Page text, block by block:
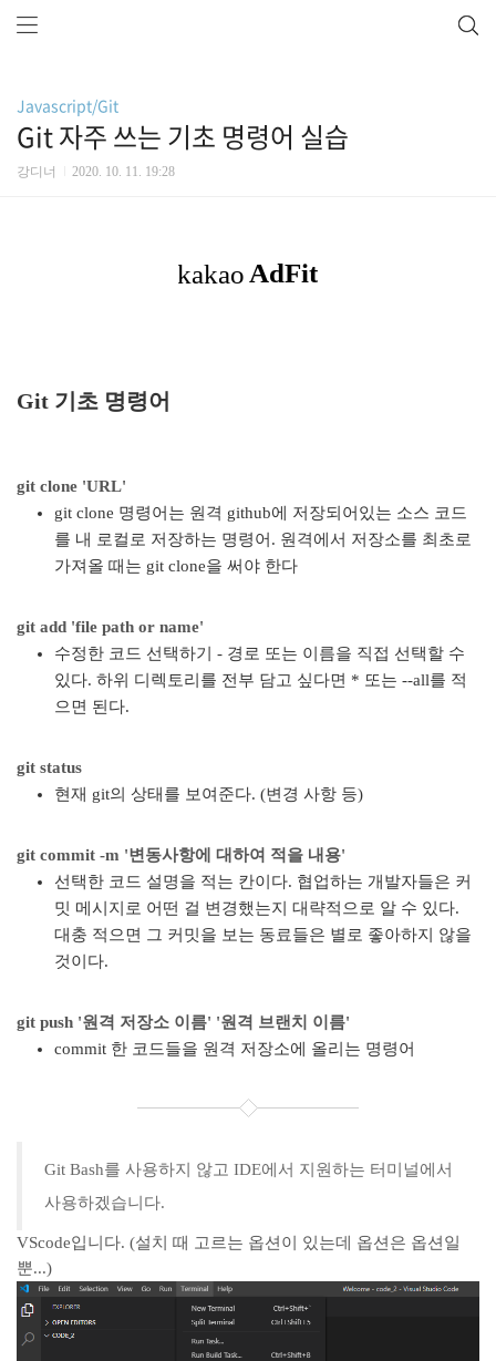
Javascript/Git
Git 자주 쓰는 기초 명령어 실습
강디너 2020. 10. 11. 19:28
Git 기초 명령어
git clone 'URL'
git clone 명령어는 원격 github에 저장되어있는 소스 코드
를 내 로컬로 저장하는 명령어. 원격에서 저장소를 최초로
가져올 때는 git clone을 써야 한다
git add 'file path or name'
수정한 코드 선택하기 - 경로 또는 이름을 직접 선택할 수
있다. 하위 디렉토리를 전부 담고 싶다면 * 또는 --all를 적
으면 된다.
git status
현재 git의 상태를 보여준다. (변경 사항 등)
git commit -m '변동사항에 대하여 적을 내용'
선택한 코드 설명을 적는 칸이다. 협업하는 개발자들은 커
밋 메시지로 어떤 걸 변경했는지 대략적으로 알 수 있다.
대충 적으면 그 커밋을 보는 동료들은 별로 좋아하지 않을
것이다.
git push '원격 저장소 이름' '원격 브랜치 이름'
commit 한 코드들을 원격 저장소에 올리는 명령어
Git Bash를 사용하지 않고 IDE에서 지원하는 터미널에서
사용하겠습니다.
VScode입니다. (설치 때 고르는 옵션이 있는데 옵션은 옵션일
뿐...)